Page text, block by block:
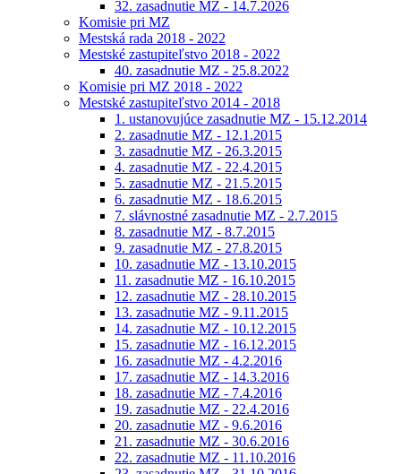
32. zasadnutie MZ - 14.7.2026
Komisie pri MZ
Mestská rada 2018 - 2022
Mestské zastupiteľstvo 2018 - 2022
40. zasadnutie MZ - 25.8.2022
Komisie pri MZ 2018 - 2022
Mestské zastupiteľstvo 2014 - 2018
1. ustanovujúce zasadnutie MZ - 15.12.2014
2. zasadnutie MZ - 12.1.2015
3. zasadnutie MZ - 26.3.2015
4. zasadnutie MZ - 22.4.2015
5. zasadnutie MZ - 21.5.2015
6. zasadnutie MZ - 18.6.2015
7. slávnostné zasadnutie MZ - 2.7.2015
8. zasadnutie MZ - 8.7.2015
9. zasadnutie MZ - 27.8.2015
10. zasadnutie MZ - 13.10.2015
11. zasadnutie MZ - 16.10.2015
12. zasadnutie MZ - 28.10.2015
13. zasadnutie MZ - 9.11.2015
14. zasadnutie MZ - 10.12.2015
15. zasadnutie MZ - 16.12.2015
16. zasadnutie MZ - 4.2.2016
17. zasadnutie MZ - 14.3.2016
18. zasadnutie MZ - 7.4.2016
19. zasadnutie MZ - 22.4.2016
20. zasadnutie MZ - 9.6.2016
21. zasadnutie MZ - 30.6.2016
22. zasadnutie MZ - 11.10.2016